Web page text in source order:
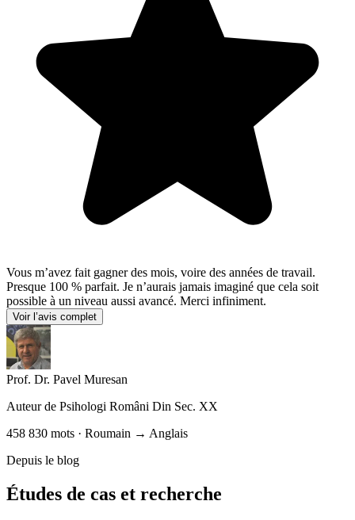
Vous m’avez fait gagner des mois, voire des années de travail.
Presque 100 % parfait. Je n’aurais jamais imaginé que cela soit
possible à un niveau aussi avancé. Merci infiniment.
Voir l’avis complet
Prof. Dr. Pavel Muresan
Auteur de Psihologi Români Din Sec. XX
458 830 mots · Roumain → Anglais
Depuis le blog
Études de cas et recherche